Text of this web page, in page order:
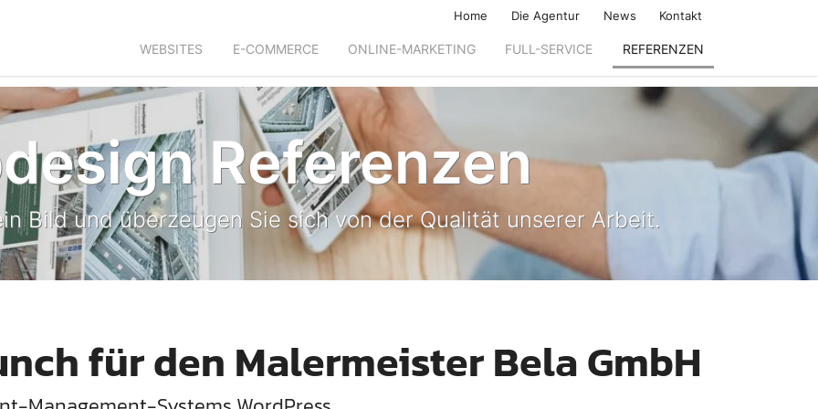
Home Die Agentur News Kontakt
WEBSITES E-COMMERCE ONLINE-MARKETING FULL-SERVICE REFERENZEN
Referenzen
Bild und überzeugen Sie sich von der Qualität unserer Arbeit.
für den Malermeister Bela GmbH